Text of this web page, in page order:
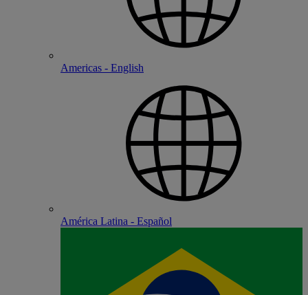
Americas - English
América Latina - Español